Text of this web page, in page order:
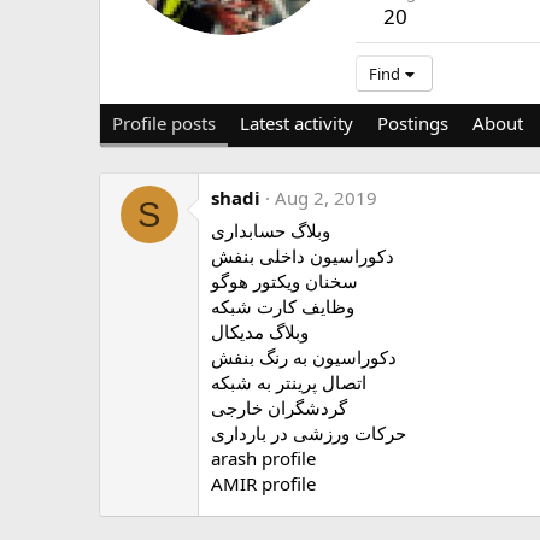
20
Find
Profile posts Latest activity Postings About
S shadi
Aug 2, 2019
وبلاگ حسابداری
دکوراسیون داخلی بنفش
سخنان ویکتور هوگو
وظایف کارت شبکه
وبلاگ مدیکال
دکوراسیون به رنگ بنفش
اتصال پرینتر به شبکه
گردشگران خارجی
حرکات ورزشی در بارداری
arash profile
AMIR profile